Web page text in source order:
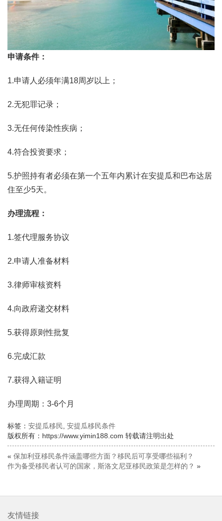
申请条件：
1.申请人必须年满18周岁以上；
2.无犯罪记录；
3.无任何传染性疾病；
4.符合投资要求；
5.护照持有者必须在第一个五年内累计在安提瓜和巴布达居
住至少5天。
办理流程：
1.签代理服务协议
2.申请人准备材料
3.律师审核资料
4.向政府递交材料
5.获得原则性批复
6.完成汇款
7.获得入籍证明
办理周期：3-6个月
标签： 安提瓜移民 安提瓜移民条件
版权所有：https://www.yimin188.com 转载请注明出处
« 保加利亚移民条件涵盖哪些方面？移民后可享受哪些福利？
作为备受移民者认可的国家，斯洛文尼亚移民政策是怎样的？ »
友情链接